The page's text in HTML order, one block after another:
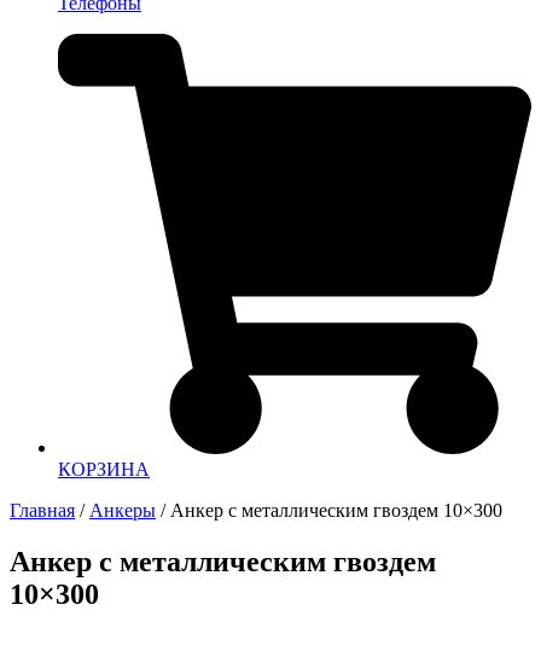
КОРЗИНА
Главная / Анкеры / Анкер с металлическим гвоздем 10×300
Анкер с металлическим гвоздем
10×300